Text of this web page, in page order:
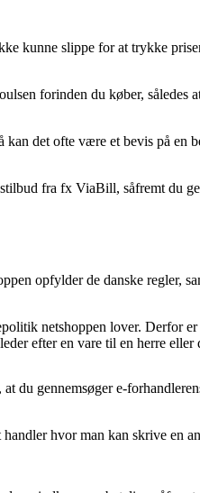
kunne slippe for at trykke
forinden du køber, således
det ofte være et bevis på en
fra fx ViaBill, såfremt du
opfylder de danske regler,
netshoppen lover. Derfor
efter en vare til en herre eller
du gennemsøger e-
hvor man kan skrive en